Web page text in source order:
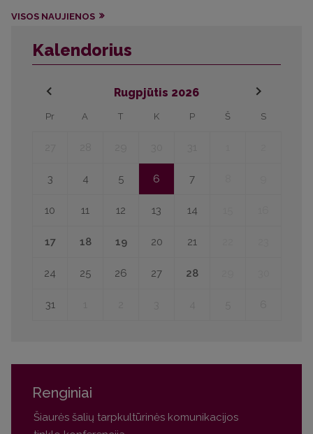
VISOS NAUJIENOS
Kalendorius
Rugpjūtis 2026
Pr A T K P Š S
3 4 5 6 7
10 11 12 13 14
17 18 19 20 21
24 25 26 27 28
31
Renginiai
Šiaurės šalių tarpkultūrinės komunikacijos